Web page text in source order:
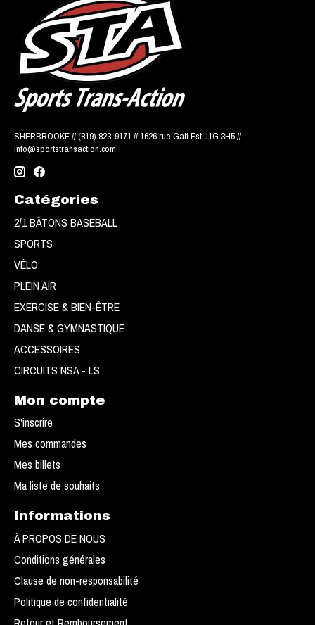
SHERBROOKE // (819) 823-9171 // 1626 rue Galt Est J1G 3H5 //
info@sportstransaction.com
Catégories
2/1 BÂTONS BASEBALL
SPORTS
VÉLO
PLEIN AIR
EXERCISE & BIEN-ÊTRE
DANSE & GYMNASTIQUE
ACCESSOIRES
CIRCUITS NSA - LS
Mon compte
S'inscrire
Mes commandes
Mes billets
Ma liste de souhaits
Informations
À PROPOS DE NOUS
Conditions générales
Clause de non-responsabilité
Politique de confidentialité